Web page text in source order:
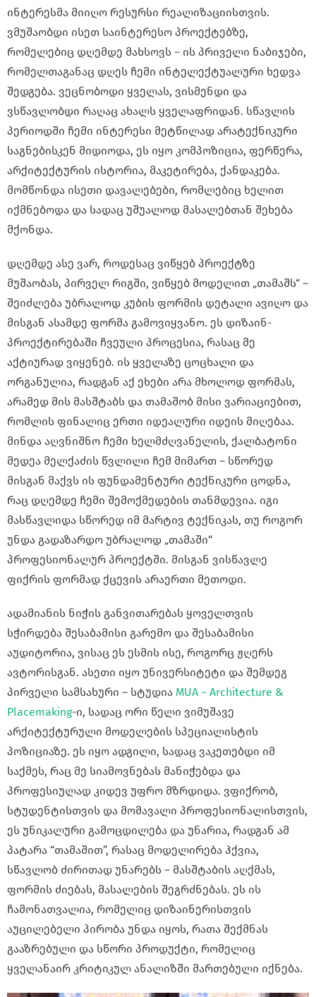
ინტერესმა მიიღო რესურსი რეალიზაციისთვის.
ვმუშაობდი ისეთ საინტერესო პროექტებზე,
რომელებიც დღემდე მახსოვს – ის პრიველი ნაბიჯები,
რომელთაგანაც დღეს ჩემი ინტელექტუალური ხედვა
შედგება. ვეცნობოდი ყველას, ვისმენდი და
ვსწავლობდი რაღაც ახალს ყველაფრიდან. სწავლის
პერიოდში ჩემი ინტერესი მეტწილად არატექნიკური
საგნებისკენ მიდიოდა, ეს იყო კომპოზიცია, ფერწერა,
არქიტექტურის ისტორია, მაკეტირება, ქანდაკება.
მომწონდა ისეთი დავალებები, რომლებიც ხელით
იქმნებოდა და სადაც უშუალოდ მასალებთან შეხება
მქონდა.
დღემდე ასე ვარ, როდესაც ვიწყებ პროექტზე
მუშაობას, პირველ რიგში, ვიწყებ მოდელით „თამაშს“ –
შეიძლება უბრალოდ კუბის ფორმის დეტალი ავიღო და
მისგან ასამდე ფორმა გამოვიყვანო. ეს დიზაინ-
პროექტირებაში ჩვეული პროცესია, რასაც მე
აქტიურად ვიყენებ. ის ყველაზე ცოცხალი და
ორგანულია, რადგან აქ ეხები არა მხოლოდ ფორმას,
არამედ მის მასშტაბს და თამაშობ მისი ვარიაციებით,
რომლის ფინალიც ერთი იდეალური იდეის მიღებაა.
მინდა აღვნიშნო ჩემი ხელმძღვანელის, ქალბატონი
მედეა მელქაძის წვლილი ჩემ მიმართ – სწორედ
მისგან მაქვს ის ფუნდამენტური ტექნიკური ცოდნა,
რაც დღემდე ჩემი შემოქმედების თანმდევია. იგი
მასწავლიდა სწორედ იმ მარტივ ტექნიკას, თუ როგორ
უნდა გადაზარდო უბრალოდ „თამაში“
პროფესიონალურ პროექტში. მისგან ვისწავლე
ფიქრის ფორმად ქცევის არაერთი მეთოდი.
ადამიანის ნიჭის განვითარებას ყოველთვის
სჭირდება შესაბამისი გარემო და შესაბამისი
აუდიტორია, ვისაც ეს ესმის ისე, როგორც ჟღერს
ავტორისგან. ასეთი იყო უნივერსიტეტი და შემდეგ
პირველი სამსახური – სტუდია MUA – Architecture &
Placemaking-ი, სადაც ორი წელი ვიმუშავე
არქიტექტურული მოდელების სპეციალისტის
პოზიციაზე. ეს იყო ადგილი, სადაც ვაკეთებდი იმ
საქმეს, რაც მე სიამოვნებას მანიჭებდა და
პროფესიულად კიდევ უფრო მზრდიდა. ვფიქრობ,
სტუდენტისთვის და მომავალი პროფესიონალისთვის,
ეს უნიკალური გამოცდილება და უნარია, რადგან ამ
პატარა “თამაშით”, რასაც მოდელირება ჰქვია,
სწავლობ ძირითად უნარებს – მასშტაბის აღქმას,
ფორმის ძიებას, მასალების შეგრძნებას. ეს ის
ჩამონათვალია, რომელიც დიზაინერისთვის
აუცილებელი პირობა უნდა იყოს, რათა შექმნას
გააზრებული და სწორი პროდუქტი, რომელიც
ყველანაირ კრიტიკულ ანალიზში მართებული იქნება.